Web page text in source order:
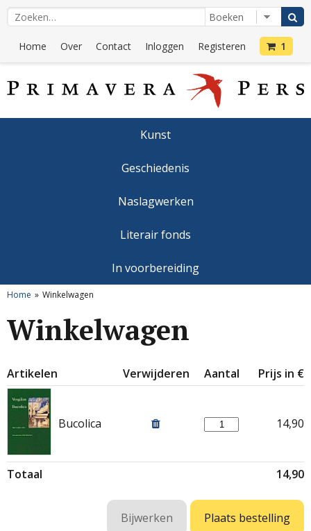
Home Over Contact Inloggen Registeren 1
Kunst
Geschiedenis
Naslagwerken
Literair fonds
In voorbereiding
Home Winkelwagen
Winkelwagen
Artikelen Verwijderen Aantal Prijs in €
Bucolica 14,90
Totaal 14,90